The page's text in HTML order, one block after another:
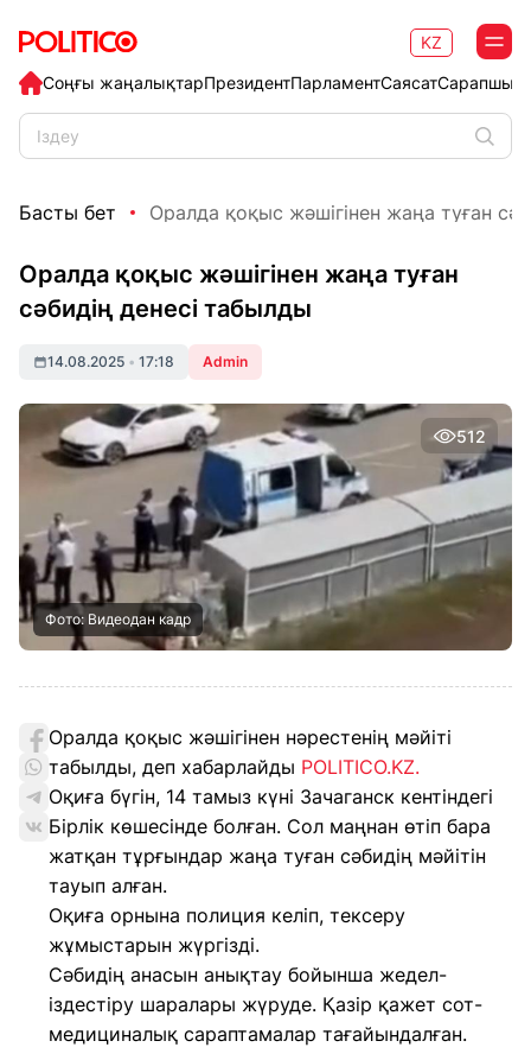
Соңғы жаңалықтарПрезидентПарламентСаясат
KZ
Басты бет Оралда қоқыс жәшігінен жаңа туған
Оралда қоқыс жәшігінен жаңа туған
сәбидің денесі табылды
14.08.2025 • 17:18 Admin
512
Фото: Видеодан кадр
Оралда қоқыс жәшігінен нәрестенің мәйіті
табылды, деп хабарлайды POLITICO.KZ.
Оқиға бүгін, 14 тамыз күні Зачаганск кентіндегі
Бірлік көшесінде болған. Сол маңнан өтіп бара
жатқан тұрғындар жаңа туған сәбидің мәйітін
тауып алған.
Оқиға орнына полиция келіп, тексеру
жұмыстарын жүргізді.
Сәбидің анасын анықтау бойынша жедел-
іздестіру шаралары жүруде. Қазір қажет сот-
медициналық сараптамалар тағайындалған.